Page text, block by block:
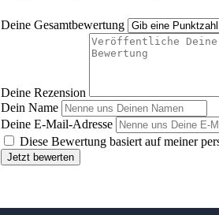
Deine Gesamtbewertung
Deine Rezension
Dein Name
Deine E-Mail-Adresse
Diese Bewertung basiert auf meiner
Jetzt bewerten